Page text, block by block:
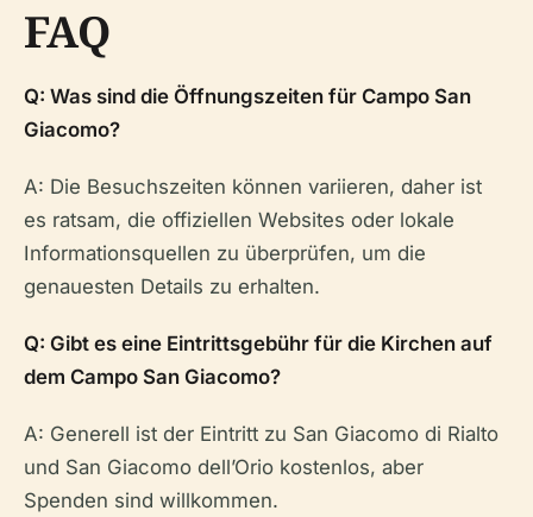
FAQ
Q: Was sind die Öffnungszeiten für Campo San
Giacomo?
A: Die Besuchszeiten können variieren, daher ist
es ratsam, die offiziellen Websites oder lokale
Informationsquellen zu überprüfen, um die
genauesten Details zu erhalten.
Q: Gibt es eine Eintrittsgebühr für die Kirchen auf
dem Campo San Giacomo?
A: Generell ist der Eintritt zu San Giacomo di Rialto
und San Giacomo dell’Orio kostenlos, aber
Spenden sind willkommen.